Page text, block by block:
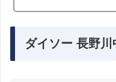
ダイソー 長野